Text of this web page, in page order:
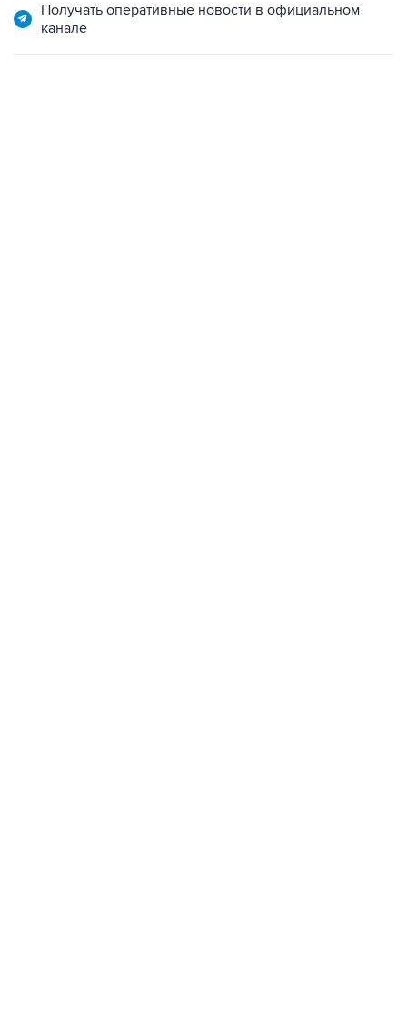
Получать оперативные новости в официальном
канале